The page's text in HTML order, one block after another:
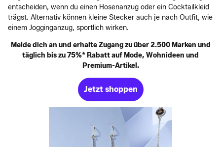
entscheiden, wenn du einen Hosenanzug oder ein Cocktailkleid
trägst. Alternativ können kleine Stecker auch je nach Outfit, wie
einem Jogginganzug, sportlich wirken.
Melde dich an und erhalte Zugang zu über 2.500 Marken und
täglich bis zu 75%* Rabatt auf Mode, Wohnideen und
Premium-Artikel.
Jetzt shoppen